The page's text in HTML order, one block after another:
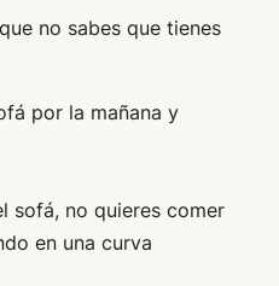
no sabes que tienes
por la mañana y
sofá, no quieres comer
en una curva